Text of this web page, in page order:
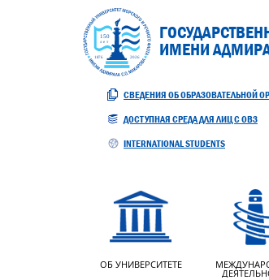
ИМЕНИ
СВЕДЕНИЯ ОБ ОБРАЗОВАТЕЛЬНОЙ
ДОСТУПНАЯ СРЕДА ДЛЯ ЛИЦ С ОВЗ
INTERNATIONAL STUDENTS
ОБ УНИВЕРСИТЕТЕ